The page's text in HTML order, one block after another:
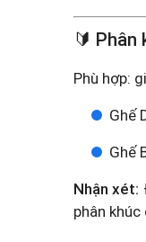
🔰 Phân
Phù hợp:
Ghế
Ghế
Nhận xét:
phân khúc